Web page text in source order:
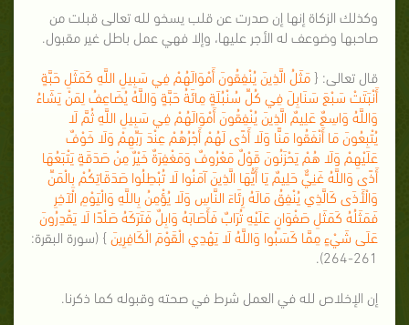
وكذلك الزكاة إنها إن صدرت عن قلب يسخو لله تعالى قبلت من
صاحبها وضوعف له الأجر عليها، وإلا فهي عمل باطل غير مقبول.
قال تعالى: {مَثَلُ الَّذِينَ يُنْفِقُونَ أَمْوَالَهُمْ فِي سَبِيلِ اللَّهِ كَمَثَلِ حَبَّةٍ
أَنْبَتَتْ سَبْعَ سَنَابِلَ فِي كُلِّ سُنْبُلَةٍ مِائَةُ حَبَّةٍ وَاللَّهُ يُضَاعِفُ لِمَنْ يَشَاءُ
وَاللَّهُ وَاسِعٌ عَلِيمٌ الَّذِينَ يُنْفِقُونَ أَمْوَالَهُمْ فِي سَبِيلِ اللَّهِ ثُمَّ لَا
يُتْبِعُونَ مَا أَنْفَقُوا مَنًّا وَلَا أَذًى لَهُمْ أَجْرُهُمْ عِنْدَ رَبِّهِمْ وَلَا خَوْفٌ
عَلَيْهِمْ وَلَا هُمْ يَحْزَنُونَ قَوْلٌ مَعْرُوفٌ وَمَغْفِرَةٌ خَيْرٌ مِنْ صَدَقَةٍ يَتْبَعُهَا
أَذًى وَاللَّهُ غَنِيٌّ حَلِيمٌ يَا أَيُّهَا الَّذِينَ آمَنُوا لَا تُبْطِلُوا صَدَقَاتِكُمْ بِالْمَنِّ
وَالْأَذَى كَالَّذِي يُنْفِقُ مَالَهُ رِئَاءَ النَّاسِ وَلَا يُؤْمِنُ بِاللَّهِ وَالْيَوْمِ الْآخِرِ
فَمَثَلُهُ كَمَثَلِ صَفْوَانٍ عَلَيْهِ تُرَابٌ فَأَصَابَهُ وَابِلٌ فَتَرَكَهُ صَلْدًا لَا يَقْدِرُونَ
عَلَى شَيْءٍ مِمَّا كَسَبُوا وَاللَّهُ لَا يَهْدِي الْقَوْمَ الْكَافِرِينَ} (سورة البقرة:
261-264).
إن الإخلاص لله في العمل شرط في صحته وقبوله كما ذكرنا.